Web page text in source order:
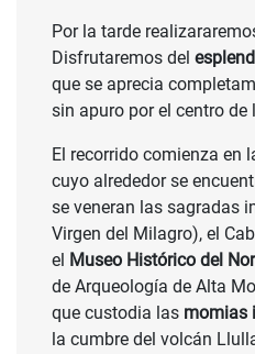
Por la tarde
Disfrutaremos del
que se aprecia
sin apuro por el centro de
El recorrido comienza en
cuyo alrededor se
se veneran las sagradas
Virgen del Milagro), el
el Museo Histórico del
de Arqueología de Alta
que custodia las momias
la cumbre del volcán